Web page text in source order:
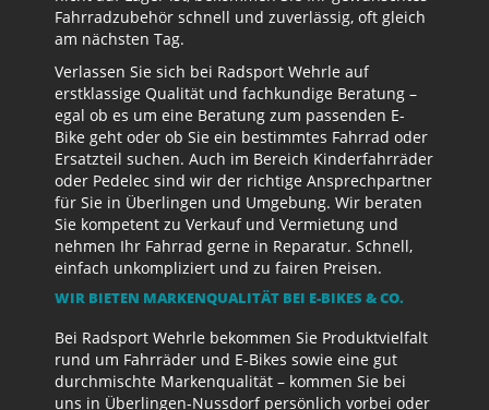
Fahrradzubehör schnell und zuverlässig, oft gleich
am nächsten Tag.
Verlassen Sie sich bei Radsport Wehrle auf
erstklassige Qualität und fachkundige Beratung –
egal ob es um eine Beratung zum passenden E-
Bike geht oder ob Sie ein bestimmtes Fahrrad oder
Ersatzteil suchen. Auch im Bereich Kinderfahrräder
oder Pedelec sind wir der richtige Ansprechpartner
für Sie in Überlingen und Umgebung. Wir beraten
Sie kompetent zu Verkauf und Vermietung und
nehmen Ihr Fahrrad gerne in Reparatur. Schnell,
einfach unkompliziert und zu fairen Preisen.
WIR BIETEN MARKENQUALITÄT BEI E-BIKES & CO.
Bei Radsport Wehrle bekommen Sie Produktvielfalt
rund um Fahrräder und E-Bikes sowie eine gut
durchmischte Markenqualität – kommen Sie bei
uns in Überlingen-Nussdorf persönlich vorbei oder